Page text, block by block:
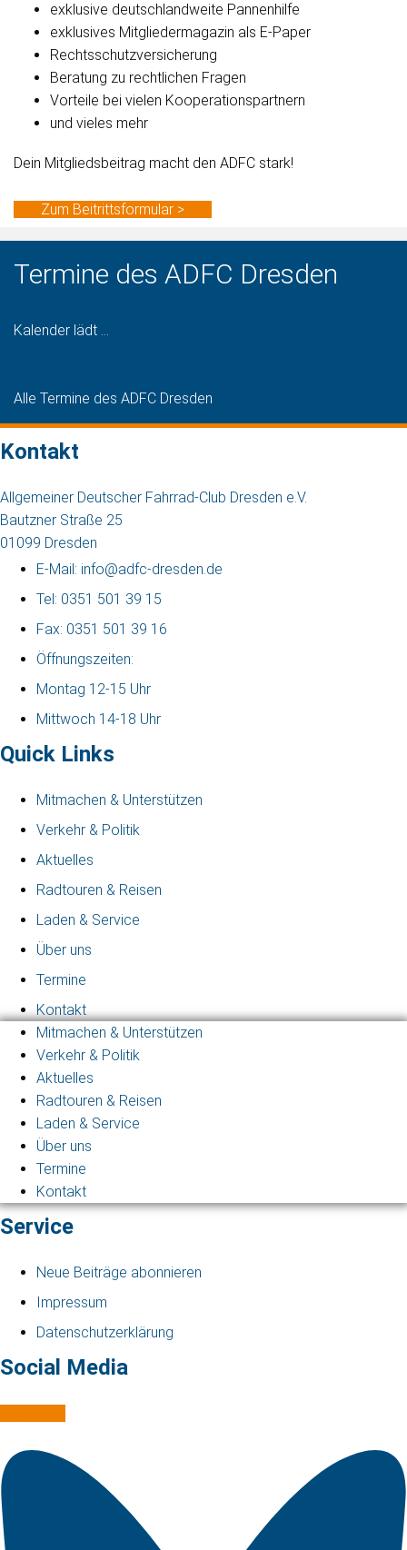
exklusive deutschlandweite Pannenhilfe
exklusives Mitgliedermagazin als E-Paper
Rechtsschutzversicherung
Beratung zu rechtlichen Fragen
Vorteile bei vielen Kooperationspartnern
und vieles mehr
Dein Mitgliedsbeitrag macht den ADFC stark!
Zum Beitrittsformular >
Termine des ADFC Dresden
Kalender lädt ...
Alle Termine des ADFC Dresden
Kontakt
Allgemeiner Deutscher Fahrrad-Club Dresden e.V.
Bautzner Straße 25
01099 Dresden
E-Mail: info@adfc-dresden.de
Tel: 0351 501 39 15
Fax: 0351 501 39 16
Öffnungszeiten:
Montag 12-15 Uhr
Mittwoch 14-18 Uhr
Quick Links
Mitmachen & Unterstützen
Verkehr & Politik
Aktuelles
Radtouren & Reisen
Laden & Service
Über uns
Termine
Kontakt
Mitmachen & Unterstützen
Verkehr & Politik
Aktuelles
Radtouren & Reisen
Laden & Service
Über uns
Termine
Kontakt
Service
Neue Beiträge abonnieren
Impressum
Datenschutzerklärung
Social Media